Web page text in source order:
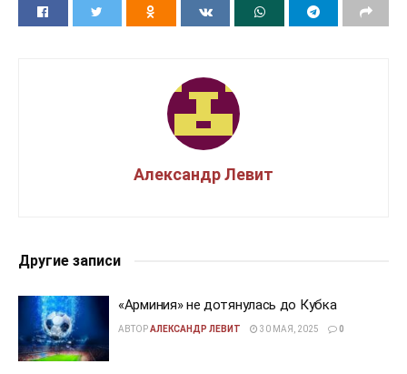
Александр Левит
Другие записи
«Арминия» не дотянулась до Кубка
АВТОРАЛЕКСАНДР ЛЕВИТ 30 МАЯ, 2025 0